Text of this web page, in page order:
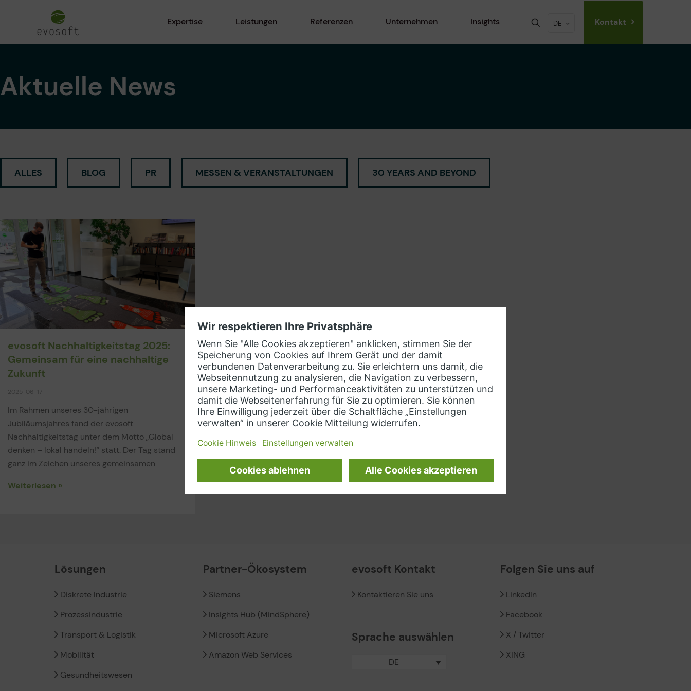
Expertise Leistungen Referenzen Unternehmen Insights DE Kontakt
Aktuelle News
ALLES BLOG PR MESSEN & VERANSTALTUNGEN 30 YEARS AND BEYOND
evosoft Nachhaltigkeitstag 2025:
Gemeinsam für eine nachhaltige
Zukunft
2025-06-17
Im Rahmen unseres 30-jährigen
Jubiläumsjahres fand der evosoft
Nachhaltigkeitstag unter dem Motto „Global
denken – lokal handeln!“ statt. Der Tag stand
ganz im Zeichen unseres gemeinsamen
Weiterlesen »
Lösungen
Diskrete Industrie
Prozessindustrie
Transport & Logistik
Mobilität
Gesundheitswesen
Partner-Ökosystem
Siemens
Insights Hub (MindSphere)
Microsoft Azure
Amazon Web Services
evosoft Kontakt
Kontaktieren Sie uns
Sprache auswählen
DE
Folgen Sie uns auf
LinkedIn
Facebook
X / Twitter
XING